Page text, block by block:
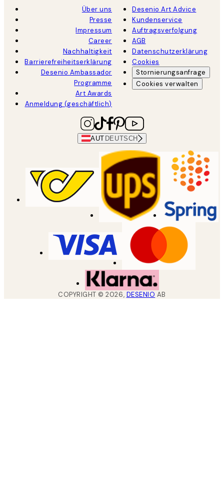
Über uns
Presse
Impressum
Career
Nachhaltigkeit
Barrierefreiheitserklärung
Desenio Ambassador
Programme
Art Awards
Anmeldung (geschäftlich)
Desenio Art Advice
Kundenservice
Auftragsverfolgung
AGB
Datenschutzerklärung
Cookies
Stornierungsanfrage
Cookies verwalten
AUT DEUTSCH
COPYRIGHT ©2026, DESENIO AB